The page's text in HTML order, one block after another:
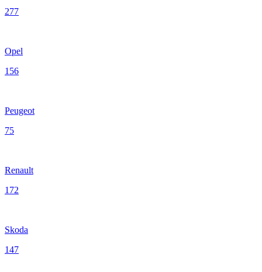
277
Opel
156
Peugeot
75
Renault
172
Skoda
147